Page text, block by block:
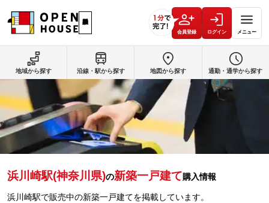
会員登録 ログイン メニュー
浜川崎駅(神奈川県)の新築一戸建て購入情報
浜川崎駅で販売中の新築一戸建てを掲載しています。
地域から探す 沿線・駅から探す 地図から探す 通勤・通学から探す